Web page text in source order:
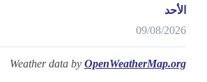
الأحد
09/08/2026
Weather data by OpenWeatherMap.org